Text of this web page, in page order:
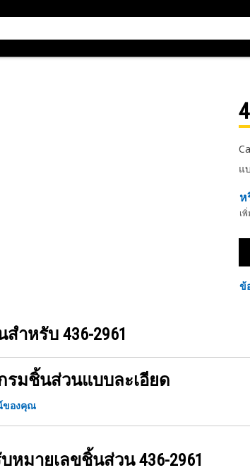
แ
ห
เ
ข้
สำหรับ 436-2961
รมชิ้นส่วนแบบละเอียด
ของคุณ
หมายเลขชิ้นส่วน436-2961